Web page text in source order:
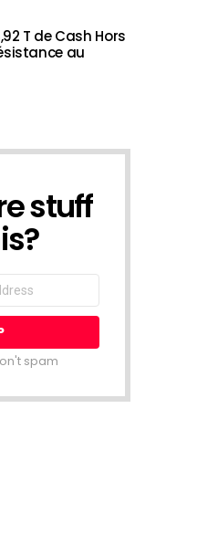
T de Cash Hors
au
stuff
spam